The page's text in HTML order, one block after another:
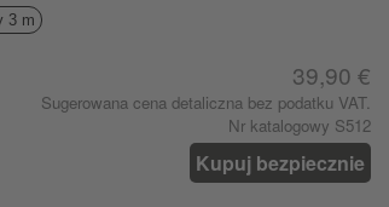
3 m
39,90 €
Sugerowana cena detaliczna bez podatku VAT.
Nr katalogowy S512
Kupuj bezpiecznie